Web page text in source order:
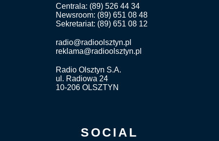
Centrala: (89) 526 44 34
Newsroom: (89) 651 08 48
Sekretariat: (89) 651 08 12
radio@radioolsztyn.pl
reklama@radioolsztyn.pl
Radio Olsztyn S.A.
ul. Radiowa 24
10-206 OLSZTYN
SOCIAL